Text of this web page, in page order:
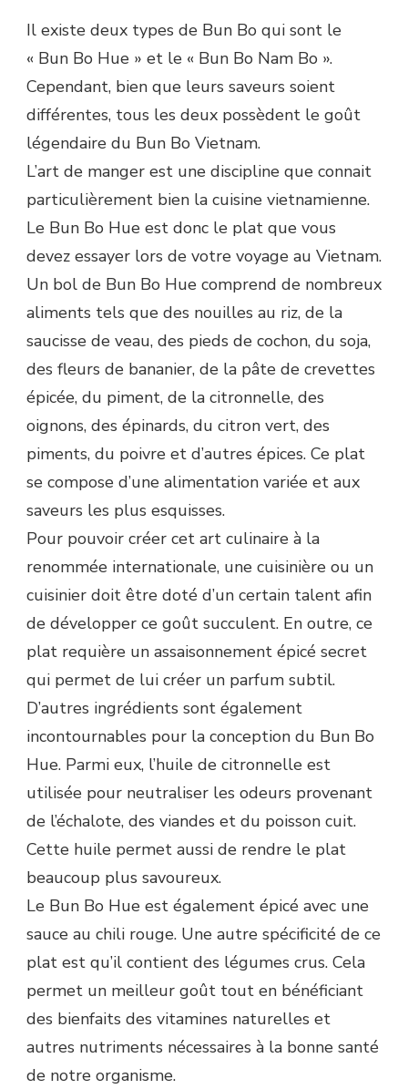
Il existe deux types de Bun Bo qui sont le
« Bun Bo Hue » et le « Bun Bo Nam Bo ».
Cependant, bien que leurs saveurs soient
différentes, tous les deux possèdent le goût
légendaire du Bun Bo Vietnam.
L’art de manger est une discipline que connait
particulièrement bien la cuisine vietnamienne.
Le Bun Bo Hue est donc le plat que vous
devez essayer lors de votre voyage au Vietnam.
Un bol de Bun Bo Hue comprend de nombreux
aliments tels que des nouilles au riz, de la
saucisse de veau, des pieds de cochon, du soja,
des fleurs de bananier, de la pâte de crevettes
épicée, du piment, de la citronnelle, des
oignons, des épinards, du citron vert, des
piments, du poivre et d’autres épices. Ce plat
se compose d’une alimentation variée et aux
saveurs les plus esquisses.
Pour pouvoir créer cet art culinaire à la
renommée internationale, une cuisinière ou un
cuisinier doit être doté d’un certain talent afin
de développer ce goût succulent. En outre, ce
plat requière un assaisonnement épicé secret
qui permet de lui créer un parfum subtil.
D’autres ingrédients sont également
incontournables pour la conception du Bun Bo
Hue. Parmi eux, l’huile de citronnelle est
utilisée pour neutraliser les odeurs provenant
de l’échalote, des viandes et du poisson cuit.
Cette huile permet aussi de rendre le plat
beaucoup plus savoureux.
Le Bun Bo Hue est également épicé avec une
sauce au chili rouge. Une autre spécificité de ce
plat est qu’il contient des légumes crus. Cela
permet un meilleur goût tout en bénéficiant
des bienfaits des vitamines naturelles et
autres nutriments nécessaires à la bonne santé
de notre organisme.